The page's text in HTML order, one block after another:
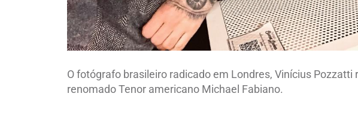
O fotógrafo brasileiro radicado em Londres, Vinícius
renomado Tenor americano Michael Fabiano.